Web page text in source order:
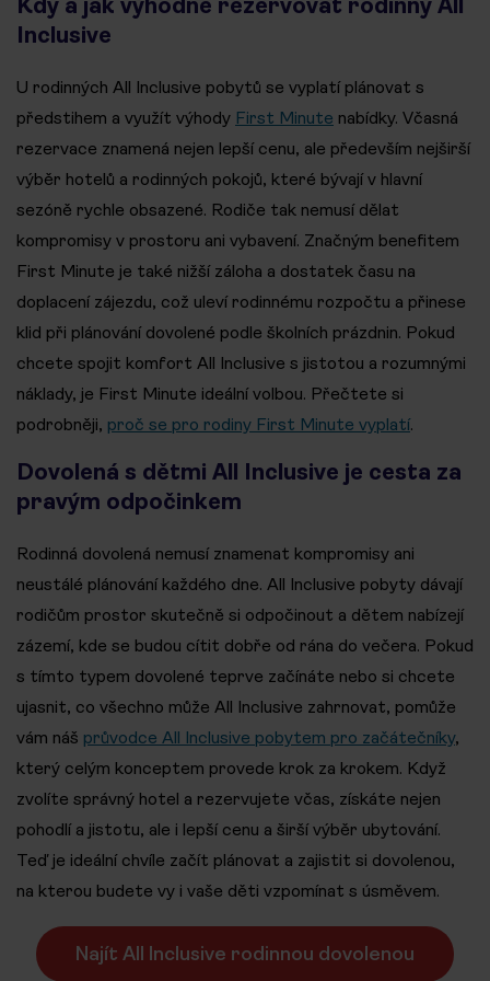
Kdy a jak výhodně rezervovat rodinný All
Inclusive
U rodinných All Inclusive pobytů se vyplatí plánovat s
předstihem a využít výhody First Minute nabídky. Včasná
rezervace znamená nejen lepší cenu, ale především nejširší
výběr hotelů a rodinných pokojů, které bývají v hlavní
sezóně rychle obsazené. Rodiče tak nemusí dělat
kompromisy v prostoru ani vybavení. Značným benefitem
First Minute je také nižší záloha a dostatek času na
doplacení zájezdu, což uleví rodinnému rozpočtu a přinese
klid při plánování dovolené podle školních prázdnin. Pokud
chcete spojit komfort All Inclusive s jistotou a rozumnými
náklady, je First Minute ideální volbou. Přečtete si
podrobněji, proč se pro rodiny First Minute vyplatí.
Dovolená s dětmi All Inclusive je cesta za
pravým odpočinkem
Rodinná dovolená nemusí znamenat kompromisy ani
neustálé plánování každého dne. All Inclusive pobyty dávají
rodičům prostor skutečně si odpočinout a dětem nabízejí
zázemí, kde se budou cítit dobře od rána do večera. Pokud
s tímto typem dovolené teprve začínáte nebo si chcete
ujasnit, co všechno může All Inclusive zahrnovat, pomůže
vám náš průvodce All Inclusive pobytem pro začátečníky,
který celým konceptem provede krok za krokem. Když
zvolíte správný hotel a rezervujete včas, získáte nejen
pohodlí a jistotu, ale i lepší cenu a širší výběr ubytování.
Teď je ideální chvíle začít plánovat a zajistit si dovolenou,
na kterou budete vy i vaše děti vzpomínat s úsměvem.
Najít All Inclusive rodinnou dovolenou